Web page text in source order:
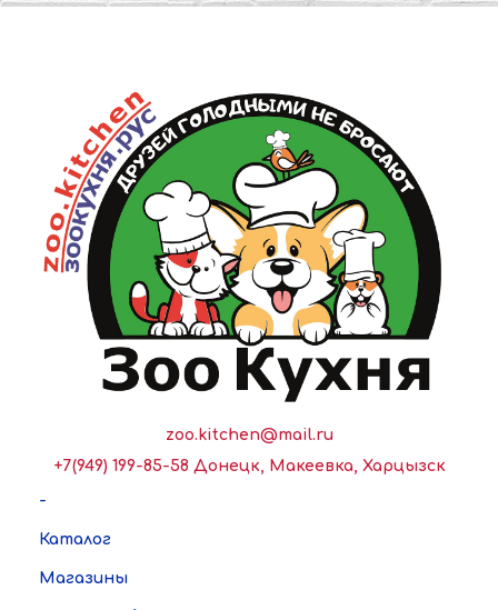
zoo.kitchen@mail.ru
+7(949) 199-85-58 Донецк, Макеевка, Харцызск
-
Каталог
Магазины